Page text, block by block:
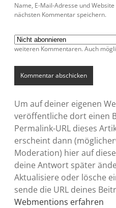
Name, E-Mail-Adresse und
nächsten Kommentar speichern.
weiteren Kommentaren. Auch
Um auf deiner eigenen
veröffentliche dort einen
Permalink-URL dieses
erscheint dann
Moderation) hier auf
deine Antwort später
Aktualisiere oder lösche
sende die URL deines
Webmentions erfahren